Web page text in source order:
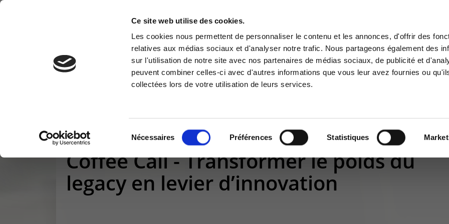
Ce site web utilise des cookies.
Les cookies nous permettent de personnaliser le contenu et les annonces, d'offrir des
relatives aux médias sociaux et d'analyser notre trafic. Nous partageons également des
sur l'utilisation de notre site avec nos partenaires de médias sociaux, de publicité et
peuvent combiner celles-ci avec d'autres informations que vous leur avez fournies ou
collectées lors de votre utilisation de leurs services.
Nécessaires Préférences Statistiques
Contact-us
Information request
You have a question ? Need
+32(0)800 12 512
info-cpld@keyes.eu
Customer area
Access to the information area
Customer area
Services Center
+32(0)800/12.712 (Fr)
+32(0)800/12.812 (Nl)
support-cpld@keyes.eu
CONTACT & ACCESS MAP
BUSINESS APP GOUVERNANCE
Coffee Call - Transformer le poids du
legacy en levier d’innovation